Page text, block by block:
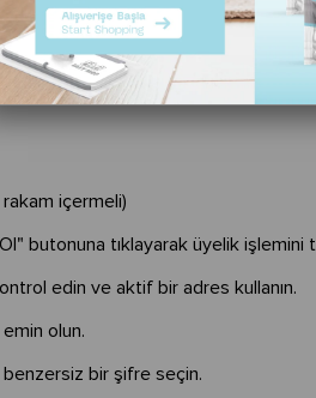
gelerek "Üye Ol" bağlantısına
içermeli)
butonuna tıklayarak üyelik işlemini
edin ve aktif bir adres kullanın.
olun.
bir şifre seçin.